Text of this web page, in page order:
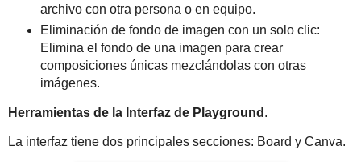
archivo con otra persona o en equipo.
Eliminación de fondo de imagen con un solo clic:
Elimina el fondo de una imagen para crear
composiciones únicas mezclándolas con otras
imágenes.
Herramientas de la Interfaz de Playground .
La interfaz tiene dos principales secciones: Board y Canva.